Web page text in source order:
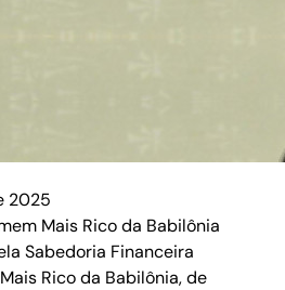
2025
Mais Rico da Babilônia
Sabedoria Financeira
Rico da Babilônia, de